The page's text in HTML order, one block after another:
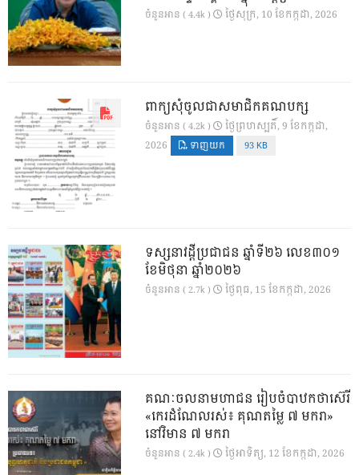
ចំនួនអាន ( 4.4k ) ថ្ងៃ​សុក្រ, 10 ខែ​កក្កដា, 2026
ពាក្យសុំចូលជាសមាជិកគណបក្ស
ចំនួនអាន ( 4.2k )
ថ្ងៃ​ព្រហស្បតិ៍, 9 ខែ​កក្កដា,
2026
ទាញយក 93 KB
ទស្សនាវដ្ដីប្រជាជន ឆ្នាំទី២៦ លេខ៣០១
ខែមិថុនា ឆ្នាំ២០២៦
ចំនួនអាន ( 2.7k ) ថ្ងៃ​ពុធ, 15 ខែ​កក្កដា, 2026
គណៈចលនាមហាជន រៀបចំបាឋកថាស៊េរី
«កេរដំណែលរស់៖ គុណតម្លៃ ៧ មករា»
នៅវិមាន ៧ មករា
ចំនួនអាន ( 2.4k ) ថ្ងៃ​អាទិត្យ, 12 ខែ​កក្កដា, 2026